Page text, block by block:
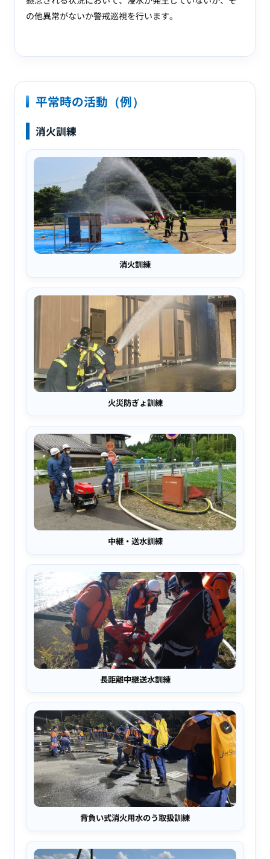
の他異常がないか警戒巡視を行います。
平常時の活動（例）
消火訓練
消火訓練
火災防ぎょ訓練
中継・送水訓練
長距離中継送水訓練
背負い式消火用水のう取扱訓練